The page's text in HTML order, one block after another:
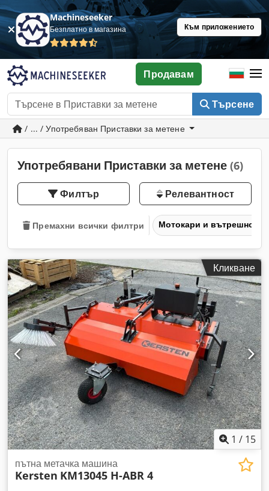
Machineseeker
Безплатно в магазина Към приложението
Търсене
Продавам
/ ... / Употребяван Приставки за метене
Употребявани Приставки за метене (6)
Филтър Релевантност
Премахни всички филтри Мотокари и
Кликване
1 / 15
пътна метачка машина
Kersten KM13045 H-ABR 4